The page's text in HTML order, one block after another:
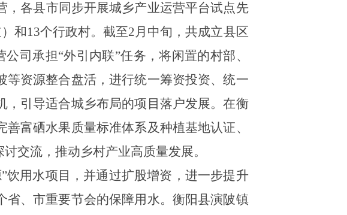
，各县市同步开展城乡产业运营平台试点先
和13个行政村。截至2月中旬，共成立县区
司承担“外引内联”任务，将闲置的村部、
资源整合盘活，进行统一筹资投资、统一
引导适合城乡布局的项目落户发展。在衡
富硒水果质量标准体系及种植基地认证、
交流，推动乡村产业高质量发展。
饮用水项目，并通过扩股增资，进一步提升
省、市重要节会的保障用水。 衡阳县演陂镇